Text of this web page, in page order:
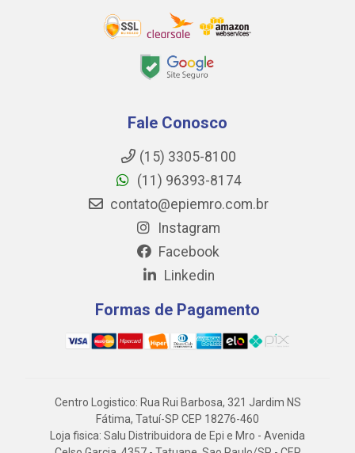
Fale Conosco
(15) 3305-8100
(11) 96393-8174
contato@epiemro.com.br
Instagram
Facebook
Linkedin
Formas de Pagamento
Centro Logistico: Rua Rui Barbosa, 321 Jardim NS
Fátima, Tatuí-SP CEP 18276-460
Loja fisica: Salu Distribuidora de Epi e Mro - Avenida